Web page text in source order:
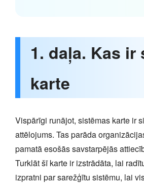
1. daļa. Kas ir
karte
Vispārīgi runājot, sistēmas karte ir
attēlojums. Tas parāda
pamatā esošās savstarpējās
Turklāt šī karte ir izstrādāta, lai
izpratni par sarežģītu sistēmu, lai